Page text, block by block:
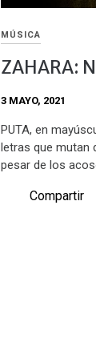
MÚSICA
ZAHARA:
3 MAYO, 2021
PUTA, en
letras que mutan
pesar de los
Compartir